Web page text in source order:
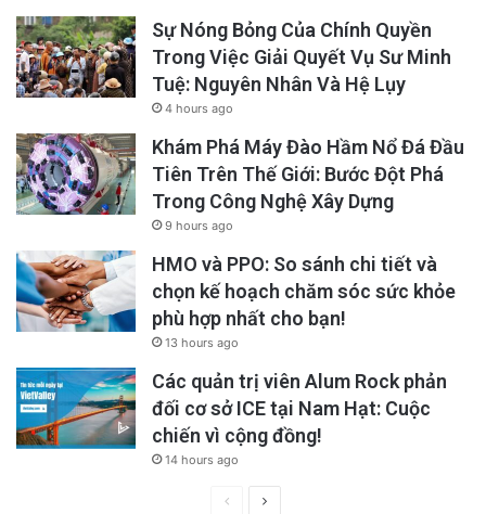
Sự Nóng Bỏng Của Chính Quyền
Trong Việc Giải Quyết Vụ Sư Minh
Tuệ: Nguyên Nhân Và Hệ Lụy
4 hours ago
Khám Phá Máy Đào Hầm Nổ Đá Đầu
Tiên Trên Thế Giới: Bước Đột Phá
Trong Công Nghệ Xây Dựng
9 hours ago
HMO và PPO: So sánh chi tiết và
chọn kế hoạch chăm sóc sức khỏe
phù hợp nhất cho bạn!
13 hours ago
Các quản trị viên Alum Rock phản
đối cơ sở ICE tại Nam Hạt: Cuộc
chiến vì cộng đồng!
14 hours ago
PreviousNext